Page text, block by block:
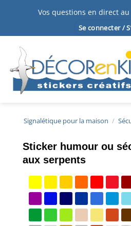
Vos questions en direct au
Se connecter /
Signalétique pour la maison /
Sticker humour ou
aux serpents